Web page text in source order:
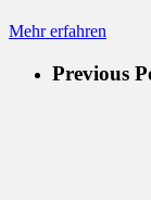
Mehr erfahren
Previous